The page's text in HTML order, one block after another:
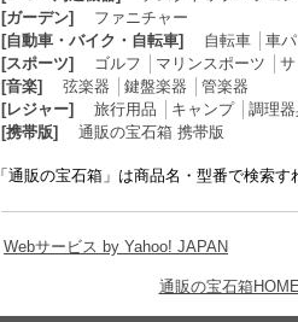
[ガーデン]
ファニチャー
[自動車・バイク・自転車]
自転車
車
[スポーツ]
ゴルフ マリンスポーツ
[音楽]
弦楽器 鍵盤楽器
管楽器
[レジャー]
旅行用品 キャンプ│ 調理
[携帯版]
通販の宝石箱 携帯版
「通販の宝石箱」は商品名・型番で検索
Webサービス by Yahoo! JAPAN
通販の宝石箱